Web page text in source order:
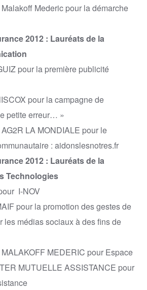
Mederic pour la démarche
2012 : Lauréats de la
pour la première publicité
pour la campagne de
petite erreur… »
LA MONDIALE pour le
: aidonslesnotres.fr
2012 : Lauréats de la
Technologies
I-NOV
pour la promotion des gestes de
les médias sociaux à des fins de
MEDERIC pour Espace
MUTUELLE ASSISTANCE pour